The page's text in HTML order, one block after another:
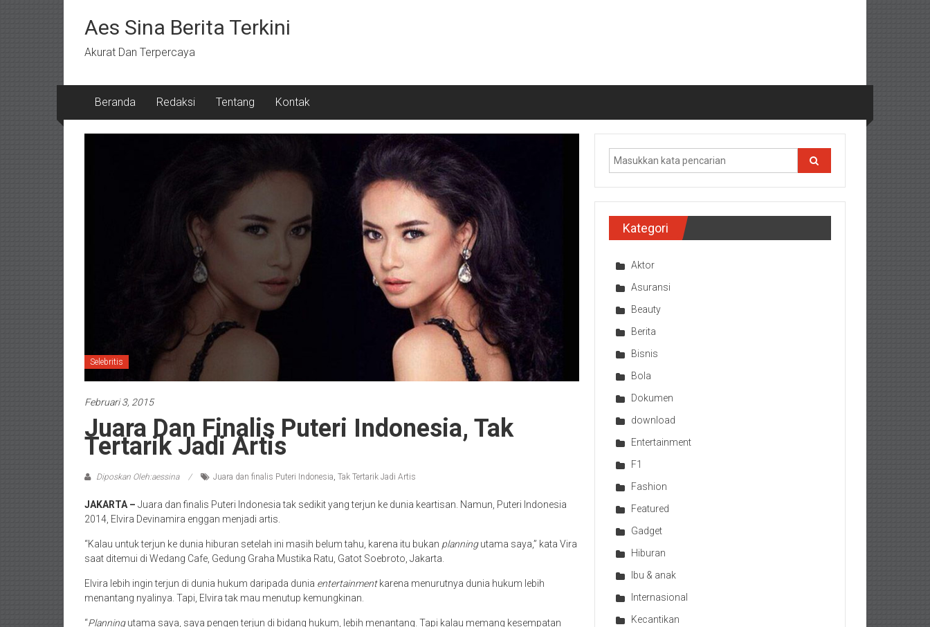
kontenAes Sina Berita Terkini
Akurat Dan Terpercaya
Beranda Redaksi Tentang Kontak
Selebritis
Februari 3, 2015
Juara Dan Finalis Puteri Indonesia, Tak
Tertarik Jadi Artis
Diposkan Oleh:aessina Juara dan finalis Puteri Indonesia Tak Tertarik Jadi Artis
JAKARTA – Juara dan finalis Puteri Indonesia tak sedikit yang terjun ke dunia keartisan. Namun, Puteri Indonesia
2014, Elvira Devinamira enggan menjadi artis.
“Kalau untuk terjun ke dunia hiburan setelah ini masih belum tahu, karena itu bukan planningutama saya,” kata Vira
saat ditemui di Wedang Cafe, Gedung Graha Mustika Ratu, Gatot Soebroto, Jakarta.
Elvira lebih ingin terjun di dunia hukum daripada dunia entertainmentkarena menurutnya dunia hukum lebih
menantang nyalinya. Tapi, Elvira tak mau menutup kemungkinan.
“Planningutama saya, saya pengen terjun di bidang hukum, lebih menantang. Tapi kalau memang kesempatan
Kategori
Aktor
Asuransi
Beauty
Berita
Bisnis
Bola
Dokumen
download
Entertainment
F1
Fashion
Featured
Gadget
Hiburan
Ibu & anak
Internasional
Kecantikan